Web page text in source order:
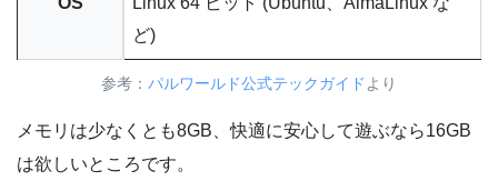
ど)
参考： パルワールド公式テックガイド より
メモリは少なくとも8GB、快適に安心して遊ぶなら16GB
は欲しいところです。